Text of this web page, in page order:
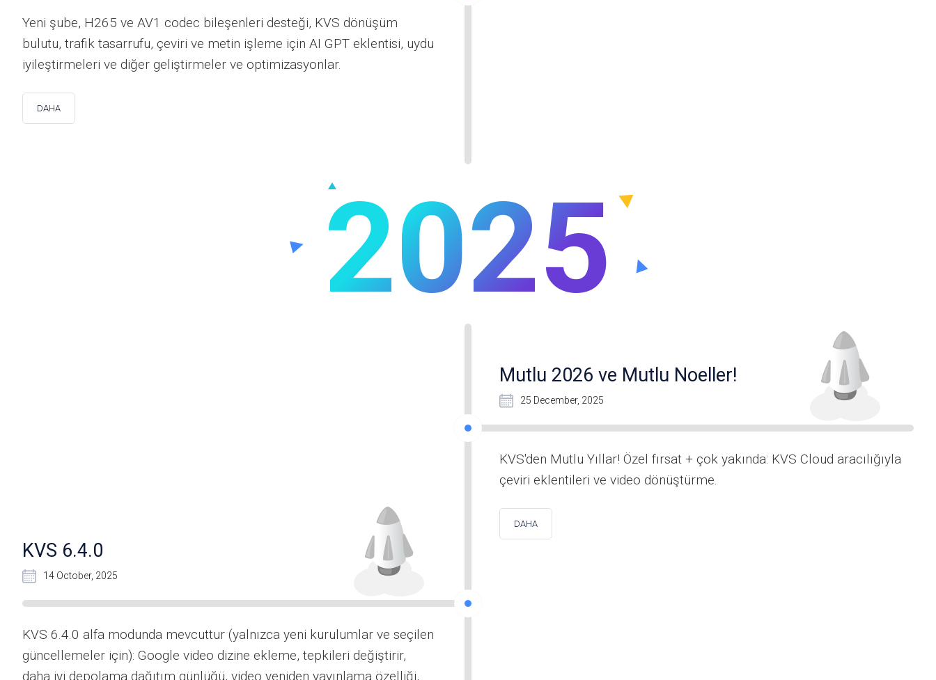
Yeni şube, H265 ve AV1 codec bileşenleri desteği, KVS dönüşüm
bulutu, trafik tasarrufu, çeviri ve metin işleme için AI GPT eklentisi, uydu
iyileştirmeleri ve diğer geliştirmeler ve optimizasyonlar.
DAHA
2025
Mutlu 2026 ve Mutlu Noeller!
25 December, 2025
KVS'den Mutlu Yıllar! Özel fırsat + çok yakında: KVS Cloud aracılığıyla
çeviri eklentileri ve video dönüştürme.
DAHA
KVS 6.4.0
14 October, 2025
KVS 6.4.0 alfa modunda mevcuttur (yalnızca yeni kurulumlar ve seçilen
güncellemeler için): Google video dizine ekleme, tepkileri değiştirir,
daha iyi depolama dağıtım günlüğü, video yeniden yayınlama özelliği,